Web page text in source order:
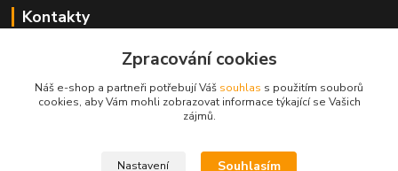
Kontakty
Zákaznická podpora
+420 222 718 046, volba 3
obchod@casopisyprovas.cz
Zpracování cookies
Náš e-shop a partneři potřebují Váš souhlas s použitím souborů
cookies, aby Vám mohli zobrazovat informace týkající se Vašich
zájmů.
Nastavení Souhlasím